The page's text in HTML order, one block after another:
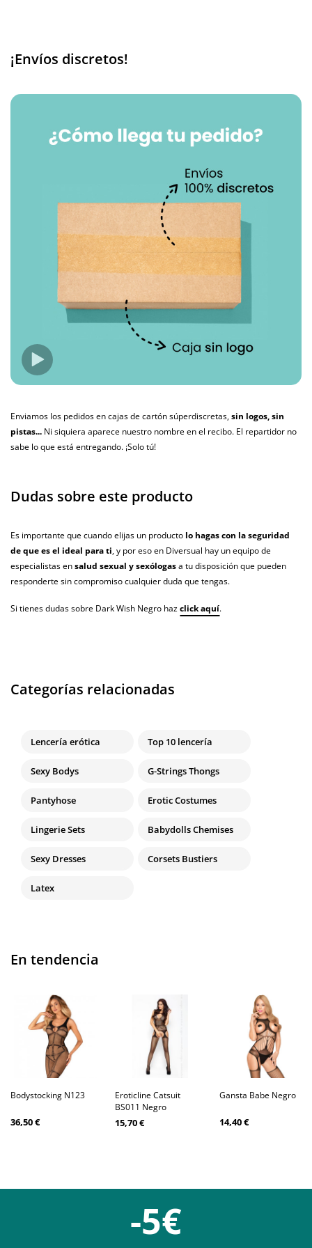
¡Envíos discretos!
Enviamos los pedidos en cajas de cartón súperdiscretas,sin logos, sin
pistas... Ni siquiera aparece nuestro nombre en el recibo. El repartidor no
sabe lo que está entregando. ¡Solo tú!
Dudas sobre este producto
Es importante que cuando elijas un producto lo hagas con la seguridad
de que es el ideal para ti, y por eso en Diversual hay un equipo de
especialistas ensalud sexual y sexólogasa tu disposición que pueden
responderte sin compromiso cualquier duda que tengas.
Si tienes dudas sobre Dark Wish Negro hazclick aquí.
Categorías relacionadas
Lencería erótica Top 10 lencería
Sexy Bodys G-Strings Thongs
Pantyhose Erotic Costumes
Lingerie Sets Babydolls Chemises
Sexy Dresses Corsets Bustiers
Latex
En tendencia
Bodystocking N123
36,50 €
Eroticline Catsuit
BS011 Negro
15,70 €
Gansta Babe Negro
14,40 €
-5€